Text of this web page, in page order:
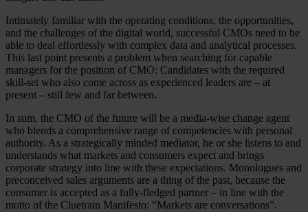
Intimately familiar with the operating conditions, the opportunities,
and the challenges of the digital world, successful CMOs need to be
able to deal effortlessly with complex data and analytical processes.
This last point presents a problem when searching for capable
managers for the position of CMO: Candidates with the required
skill-set who also come across as experienced leaders are – at
present – still few and far between.
In sum, the CMO of the future will be a media-wise change agent
who blends a comprehensive range of competencies with personal
authority. As a strategically minded mediator, he or she listens to and
understands what markets and consumers expect and brings
corporate strategy into line with these expectations. Monologues and
preconceived sales arguments are a thing of the past, because the
consumer is accepted as a fully-fledged partner – in line with the
motto of the Cluetrain Manifesto: “Markets are conversations”.